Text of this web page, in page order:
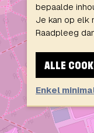
bepaalde
Je kan op elk
Raadpleeg
ALLE
Enkel